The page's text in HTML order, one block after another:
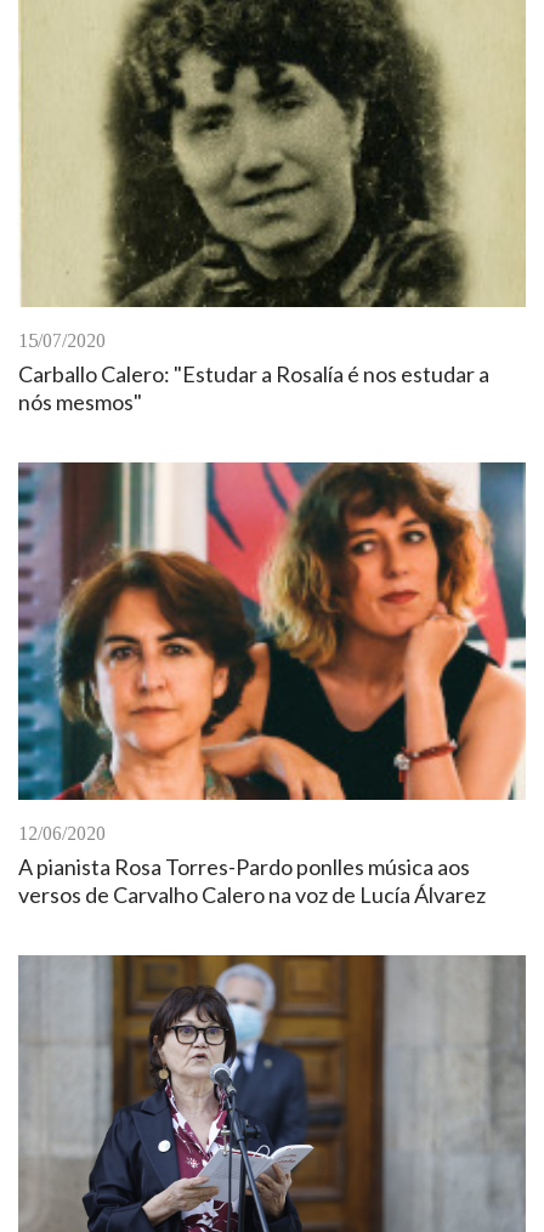
15/07/2020
Carballo Calero: "Estudar a Rosalía é nos estudar a
nós mesmos"
12/06/2020
A pianista Rosa Torres-Pardo ponlles música aos
versos de Carvalho Calero na voz de Lucía Álvarez